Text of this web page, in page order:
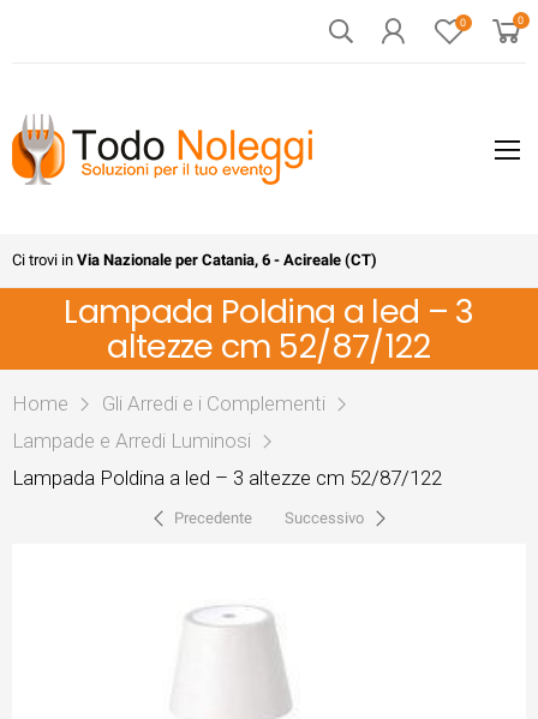
0 0
Ci trovi in Via Nazionale per Catania, 6 - Acireale (CT)
Lampada Poldina a led – 3
altezze cm 52/87/122
Home
Gli Arredi e i Complementi
Lampade e Arredi Luminosi
Lampada Poldina a led – 3 altezze cm 52/87/122
Precedente Successivo